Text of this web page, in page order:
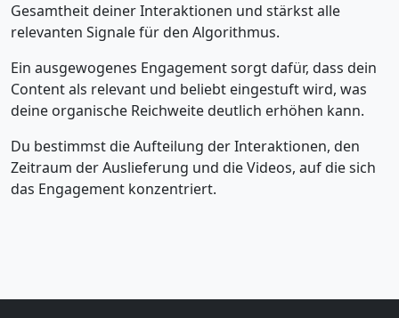
Gesamtheit deiner Interaktionen und stärkst alle
relevanten Signale für den Algorithmus.
Ein ausgewogenes Engagement sorgt dafür, dass dein
Content als relevant und beliebt eingestuft wird, was
deine organische Reichweite deutlich erhöhen kann.
Du bestimmst die Aufteilung der Interaktionen, den
Zeitraum der Auslieferung und die Videos, auf die sich
das Engagement konzentriert.